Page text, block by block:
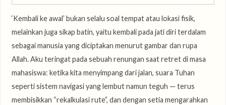
‘Kembali ke awal’ bukan selalu soal tempat atau lokasi fisik,
melainkan juga sikap batin, yaitu kembali pada jati diri terdalam
sebagai manusia yang diciptakan menurut gambar dan rupa
Allah. Aku teringat pada sebuah renungan saat retret di masa
mahasiswa: ketika kita menyimpang dari jalan, suara Tuhan
seperti sistem navigasi yang lembut namun teguh — terus
membisikkan “rekalkulasi rute”, dan dengan setia mengarahkan